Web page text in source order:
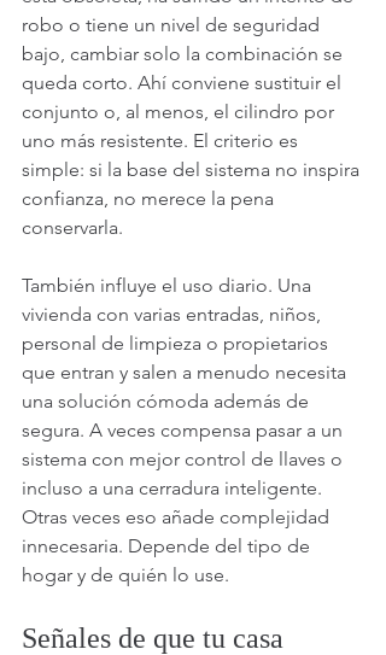
robo o tiene un nivel de seguridad
bajo, cambiar solo la combinación se
queda corto. Ahí conviene sustituir el
conjunto o, al menos, el cilindro por
uno más resistente. El criterio es
simple: si la base del sistema no inspira
confianza, no merece la pena
conservarla.
También influye el uso diario. Una
vivienda con varias entradas, niños,
personal de limpieza o propietarios
que entran y salen a menudo necesita
una solución cómoda además de
segura. A veces compensa pasar a un
sistema con mejor control de llaves o
incluso a una cerradura inteligente.
Otras veces eso añade complejidad
innecesaria. Depende del tipo de
hogar y de quién lo use.
Señales de que tu casa